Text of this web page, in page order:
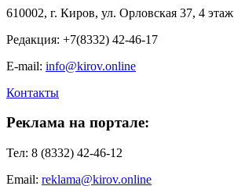
610002, г. Киров, ул. Орловская 37, 4 этаж
Редакция: +7(8332) 42-46-17
E-mail: info@kirov.online
Контакты
Реклама на портале:
Тел: 8 (8332) 42-46-12
Email: reklama@kirov.online